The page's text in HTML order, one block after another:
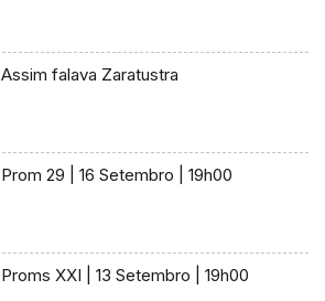
Assim falava Zaratustra
Prom 29 | 16 Setembro | 19h00
Proms XXI | 13 Setembro | 19h00